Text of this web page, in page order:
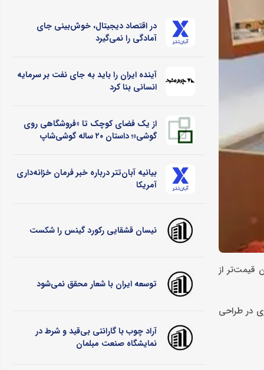
قیمت‌تر از
در طراحی
در اقتصاد دیجیتال، خوش‌بینی جای
آمادگی را نمی‌گیرد
آینده ایران را باید به جای نفت بر سرمایه
انسانی بنا کرد
از یک فضای کوچک تا «فروشگاهی روی
گوشی»؛ داستان ۲۰ ساله گوشی‌شاپ
بیانیه آبان‌تتر درباره خبر فرمان خزانه‌داری
آمریکا
نیسان قشقایی رکورد گینس را شکست
توسعه ایران با شعار محقق نمی‌شود
آراد چوب با گارانتی بی‌قید و شرط در
نمایشگاه صنعت مبلمان